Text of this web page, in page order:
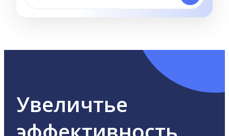
Увеличтье